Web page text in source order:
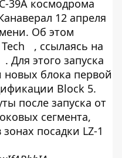
39A космодрома
12 апреля
Об этом
, ссылаясь на
. Для этого запуска
новых блока первой
Block 5.
после запуска от
сегмента,
посадки LZ-1